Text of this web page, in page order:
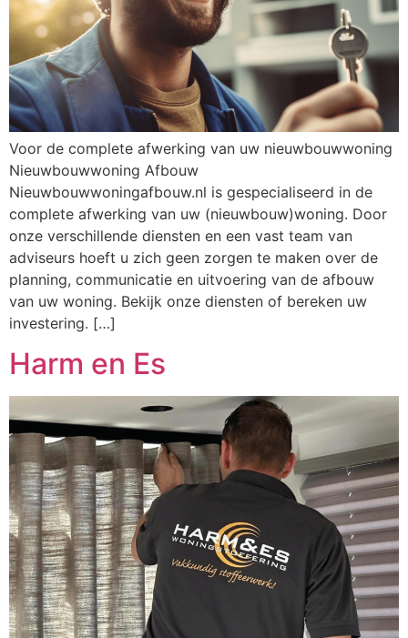
Voor de complete afwerking van uw nieuwbouwwoning
Nieuwbouwwoning Afbouw
Nieuwbouwwoningafbouw.nl is gespecialiseerd in de
complete afwerking van uw (nieuwbouw)woning. Door
onze verschillende diensten en een vast team van
adviseurs hoeft u zich geen zorgen te maken over de
planning, communicatie en uitvoering van de afbouw
van uw woning. Bekijk onze diensten of bereken uw
investering. […]
Harm en Es